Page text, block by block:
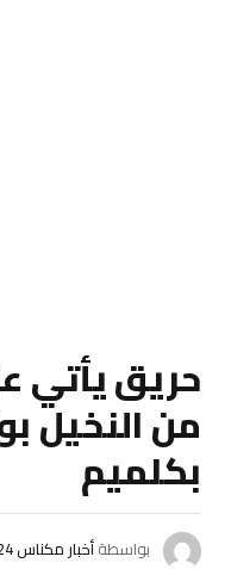
حريق يأتي
من النخيل
بكلميم
بواسطةأخبار مكناس 24